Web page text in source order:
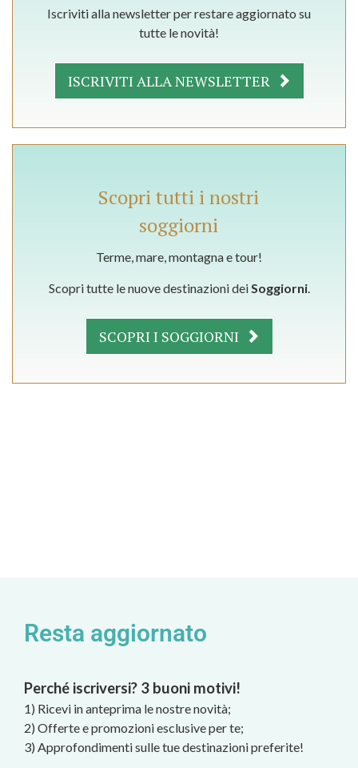
Iscriviti alla newsletter per restare aggiornato su
tutte le novità!
ISCRIVITI ALLA NEWSLETTER
Scopri tutti i nostri
soggiorni
Terme, mare, montagna e tour!
Scopri tutte le nuove destinazioni deiSoggiorni.
SCOPRI I SOGGIORNI
Resta aggiornato
Perché iscriversi? 3 buoni motivi!
1) Ricevi in anteprima le nostre novità;
2) Offerte e promozioni esclusive per te;
3) Approfondimenti sulle tue destinazioni preferite!